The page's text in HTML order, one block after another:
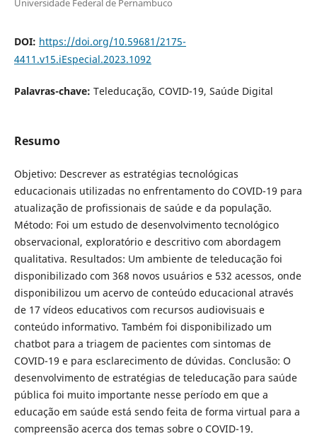
Universidade Federal de Pernambuco
DOI: https://doi.org/10.59681/2175-
4411.v15.iEspecial.2023.1092
Palavras-chave: Teleducação, COVID-19, Saúde Digital
Resumo
Objetivo: Descrever as estratégias tecnológicas
educacionais utilizadas no enfrentamento do COVID-19 para
atualização de profissionais de saúde e da população.
Método: Foi um estudo de desenvolvimento tecnológico
observacional, exploratório e descritivo com abordagem
qualitativa. Resultados: Um ambiente de teleducação foi
disponibilizado com 368 novos usuários e 532 acessos, onde
disponibilizou um acervo de conteúdo educacional através
de 17 vídeos educativos com recursos audiovisuais e
conteúdo informativo. Também foi disponibilizado um
chatbot para a triagem de pacientes com sintomas de
COVID-19 e para esclarecimento de dúvidas. Conclusão: O
desenvolvimento de estratégias de teleducação para saúde
pública foi muito importante nesse período em que a
educação em saúde está sendo feita de forma virtual para a
compreensão acerca dos temas sobre o COVID-19.